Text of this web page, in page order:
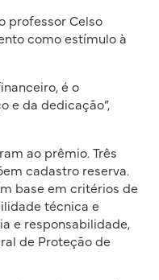
professor Celso
como estímulo à
é o
e da dedicação”,
ao prêmio. Três
cadastro reserva.
base em critérios de
técnica e
e responsabilidade,
de Proteção de